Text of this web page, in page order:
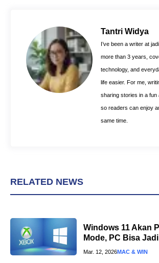
k
e
s
t
A
p
p
Tantri Widya
I’ve been a writer at
more than 3 years,
technology, and
life easier. For me,
sharing stories in a fun
so readers can enjoy
same time.
RELATED NEWS
Windows 11 Akan
Mode, PC Bisa
Mar. 12, 2026MAC & WIN